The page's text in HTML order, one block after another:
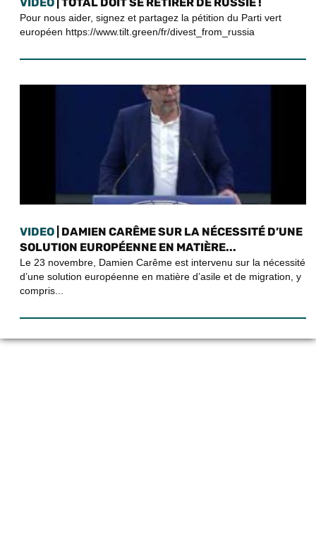
Pour nous aider, signez et partagez la pétition du Parti vert
européen https://www.tilt.green/fr/divest_from_russia
VIDEO | DAMIEN CARÊME SUR LA NÉCESSITÉ D’UNE
SOLUTION EUROPÉENNE EN MATIÈRE...
Le 23 novembre, Damien Carême est intervenu sur la nécessité
d’une solution européenne en matière d’asile et de migration, y
compris...